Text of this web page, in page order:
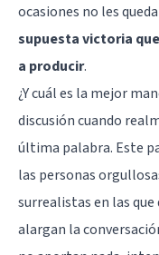
ocasiones no les
supuesta victoria
a producir.
¿Y cuál es la mejor
discusión cuando
última palabra. Este
las personas
surrealistas en las
alargan la